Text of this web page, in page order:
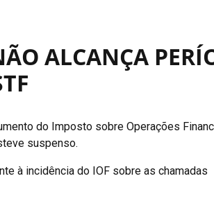
ALCANÇA
do Imposto sobre Operações
suspenso.
à incidência do IOF sobre as chamadas